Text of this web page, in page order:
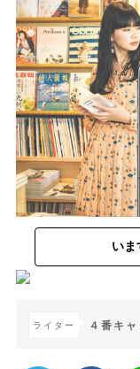
いま
ライター ４番キ